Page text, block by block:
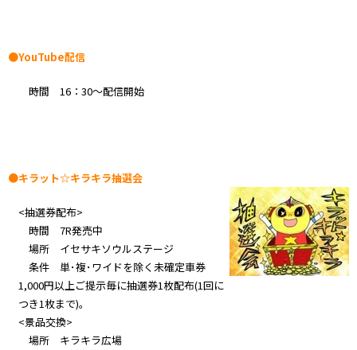
●YouTube配信
時間 16：30～配信開始
●キラット☆キラキラ抽選会
<抽選券配布>
時間 7R発売中
場所 イセサキソウルステージ
条件 単･複･ワイドを除く未確定車券
1,000円以上ご提示毎に抽選券1枚配布(1回に
つき1枚まで)。
<景品交換>
場所 キラキラ広場